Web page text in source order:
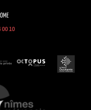
00 10